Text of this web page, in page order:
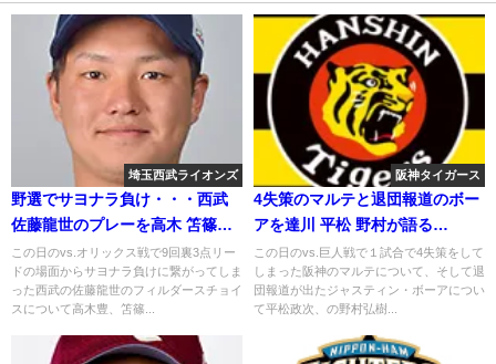
埼玉西武ライオンズ
野選でサヨナラ負け・・・西武
佐藤龍世のプレーを高木 笘篠が
語る
この日のvs.オリックス戦で9回裏3点リー
ドの場面からサヨナラ負けに繋がってしま
った西武の佐藤龍世のフィルダースチョイ
スについて高木豊、笘篠...
阪神タイガース
4失策のマルテと退団報道のボー
アを達川 平松 野村が語る
2020.10.23
この日のvs.巨人戦で１試合で4失策をして
しまった阪神のマルテについて、そして退
団報道が出たジャスティン・ボーアについ
て平松政次、の野村弘樹...